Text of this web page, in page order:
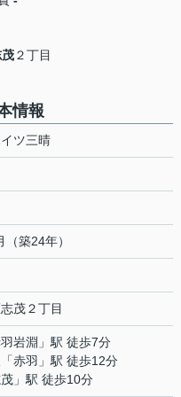
２丁目
情報
ツ三晴
築24年）
志茂２丁目
岩淵 」駅 徒歩7分
「赤羽 」駅 徒歩12分
」駅 徒歩10分